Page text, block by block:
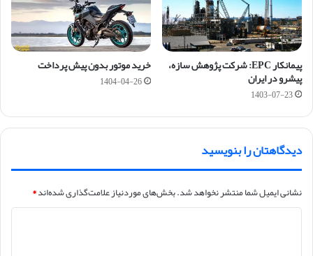
پیمانکار EPC: شرکت پژوهش سازه،
پیشرو در ایران
1403-07-23
خرید موتور بدون پیش پرداخت
1404-04-26
دیدگاهتان را بنویسید
نشانی ایمیل شما منتشر نخواهد شد.بخش‌های موردنیاز علامت‌گذاری شده‌اند*